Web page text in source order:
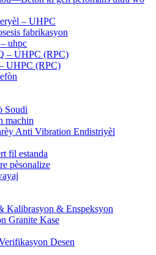
– UHPC
fabrikasyon
uhpc
– UHPC (RPC)
UHPC (RPC)
Soudi
machin
Anti Vibration Endistriyèl
fil estanda
pèsonalize
Kalibrasyon & Enspeksyon
Granite Kase
Desen